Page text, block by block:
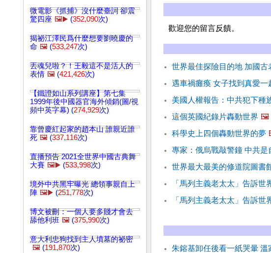
微電影《抓捕》沒什麼臺詞 卻震
驚四座 🖼️▶️ (352,090次)
揭祕江澤民爲什麼想要劉曉慶的
命 🖼️ (533,247次)
丟魂兒啦？！王毅這不是活人的
表情 🖼️ (421,426次)
【鐵證如山系列講座】第七集
1999年後中國器官海外傾銷(圖/視
頻中英字幕) (274,929次)
靠曾慶紅起家的趙本山 誰親近誰
死 🖼️ (337,116次)
直播預告 2021全世界中國古典舞
大賽 🖼️▶️ (533,998次)
境外中共黑牢曝光 總領事親自上
陣 🖼️▶️ (251,778次)
博文被刪：一個人要多賤才會去
舔他利班 🖼️ (375,990次)
意大利忠狗找到主人墳墓的祕密
🖼️ (191,870次)
歡迎您的留言反饋。
世界最佳探險目的地 加國古
遇車禍癱瘓 女子找到真愛一
美國人權報告：中共犯下種
這個英國紀錄片轟動世界 🖼️
科學史上四個轟動世界的夢
專家：俄烏戰敲警鐘 中共是
世界最大最美的修道院圖書
「馬列主義老太太」告訴世
「馬列主義老太太」告訴世
朱鎔基卸任後看一紙哭暈